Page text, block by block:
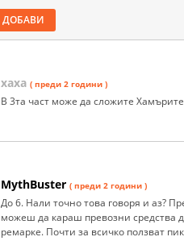
ДОБАВИ
хаха ( преди 2 години )
В 3та част може да сложите
MythBuster ( преди 2 години )
До 6. Нали точно това говоря и аз?
можеш да караш превозни средства
ремарке. Почти за всичко ползват